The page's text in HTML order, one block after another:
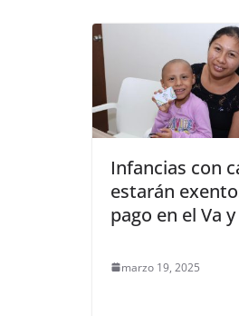
Infancias con
estarán
pago en el Va
marzo 19, 2025